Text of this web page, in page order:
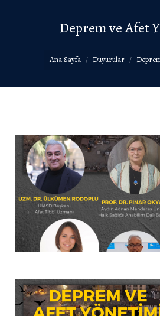
Deprem ve Afet
Ana Sayfa Duyurular